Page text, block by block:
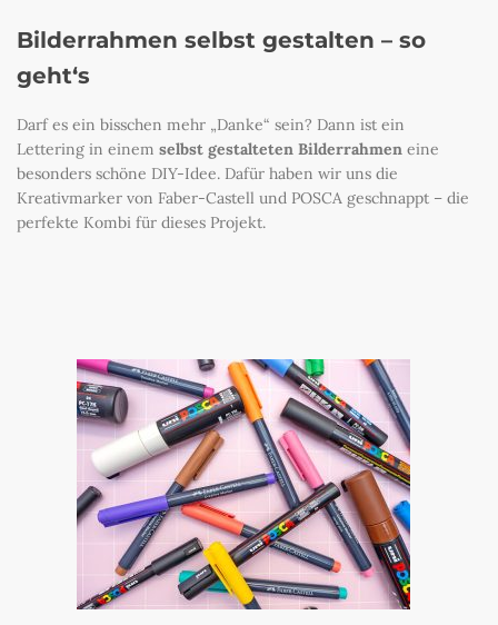
Bilderrahmen selbst gestalten – so
geht‘s
Darf es ein bisschen mehr „Danke“ sein? Dann ist ein
Lettering in einem selbst gestalteten Bilderrahmen eine
besonders schöne DIY-Idee. Dafür haben wir uns die
Kreativmarker von Faber-Castell und POSCA geschnappt – die
perfekte Kombi für dieses Projekt.